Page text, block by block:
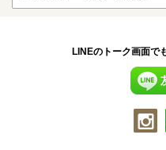
LINEのトーク画面で